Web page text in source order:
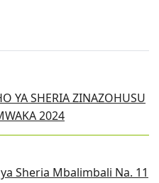
YA SHERIA ZINAZOHUSU
2024
Sheria Mbalimbali Na. 11